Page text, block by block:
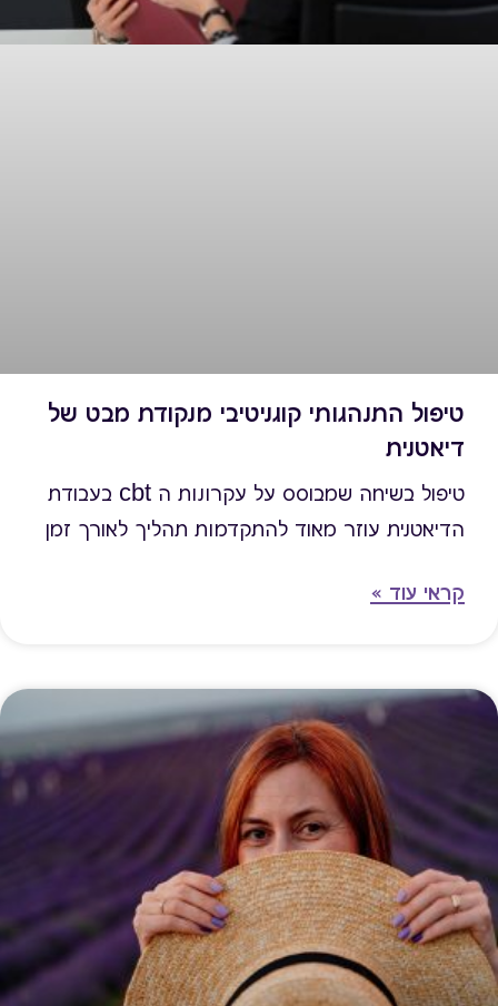
טיפול התנהגותי קוגניטיבי מנקודת מבט של
דיאטנית
טיפול בשיחה שמבוסס על עקרונות ה cbt בעבודת
הדיאטנית עוזר מאוד להתקדמות תהליך לאורך זמן
קראי עוד »